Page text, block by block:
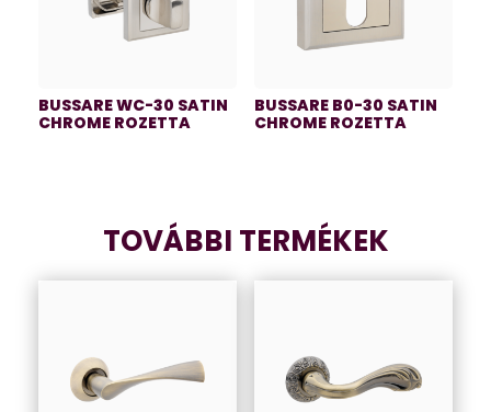
BUSSARE WC-30 SATIN
CHROME ROZETTA
BUSSARE B0-30 SATIN
CHROME ROZETTA
TOVÁBBI TERMÉKEK